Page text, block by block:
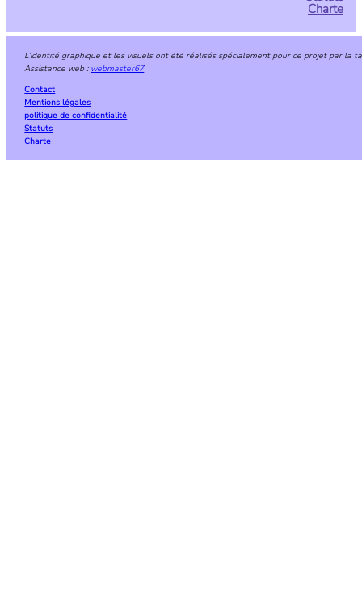
Charte
L’identité graphique et les visuels ont été réalisés spécialement pour ce projet par la
Assistance web : webmaster67
Contact
Mentions légales
politique de confidentialité
Statuts
Charte